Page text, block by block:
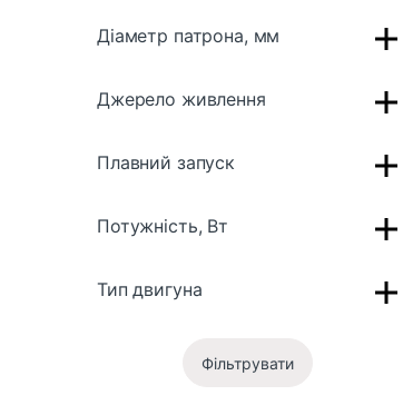
Діаметр патрона, мм
Джерело живлення
Плавний запуск
Потужність, Вт
Тип двигуна
Фільтрувати